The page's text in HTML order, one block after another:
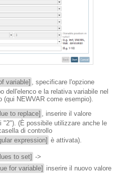
variable] , specificare l'opzione
dell'elenco e la relativa variabile nel
(qui NEWVAR come esempio).
to replace] , inserire il valore
"2"). (È possibile utilizzare anche le
di controllo
expression] è attivata).
to set] ->
for variable] inserire il nuovo valore